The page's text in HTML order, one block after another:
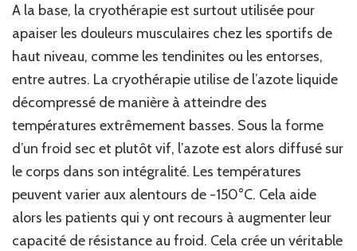
A la base, la cryothérapie est surtout utilisée pour
apaiser les douleurs musculaires chez les sportifs de
haut niveau, comme les tendinites ou les entorses,
entre autres. La cryothérapie utilise de l’azote liquide
décompressé de manière à atteindre des
températures extrêmement basses. Sous la forme
d’un froid sec et plutôt vif, l’azote est alors diffusé sur
le corps dans son intégralité. Les températures
peuvent varier aux alentours de -150°C. Cela aide
alors les patients qui y ont recours à augmenter leur
capacité de résistance au froid. Cela crée un véritable